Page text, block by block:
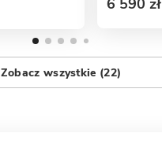
6 590 zł
Zobacz wszystkie (22)